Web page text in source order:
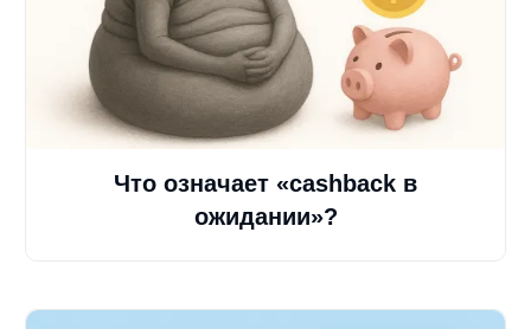
Что означает «cashback в
ожидании»?